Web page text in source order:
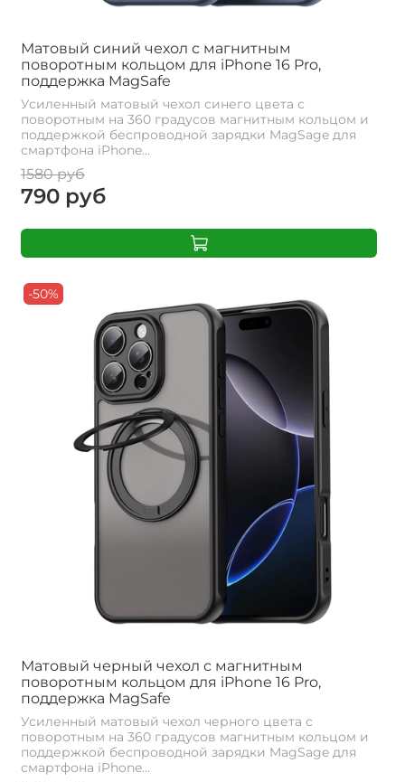
Матовый синий чехол с магнитным
поворотным кольцом для iPhone 16 Pro,
поддержка MagSafe
Усиленный матовый чехол синего цвета с
поворотным на 360 градусов магнитным кольцом и
поддержкой беспроводной зарядки MagSage для
смартфона iPhone...
1580 руб
790 руб
-50%
Матовый черный чехол с магнитным
поворотным кольцом для iPhone 16 Pro,
поддержка MagSafe
Усиленный матовый чехол черного цвета с
поворотным на 360 градусов магнитным кольцом и
поддержкой беспроводной зарядки MagSage для
смартфона iPhone...